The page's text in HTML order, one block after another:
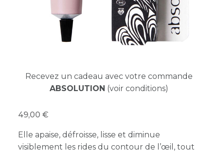
Recevez un cadeau avec votre commande
ABSOLUTION (voir conditions)
49,00
Elle apaise, défroisse, lisse et diminue
visiblement les rides du contour de l’œil, tout